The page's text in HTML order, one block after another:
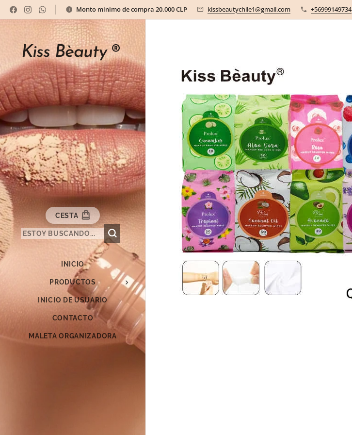
Monto minimo de compra 20.000 CLP kissbeautychile1@gmail.com +56999149734
Kiss Bèauty®
CESTA
INICIO
PRODUCTOS
INICIO DE USUARIO
CONTACTO
MALETA ORGANIZADORA